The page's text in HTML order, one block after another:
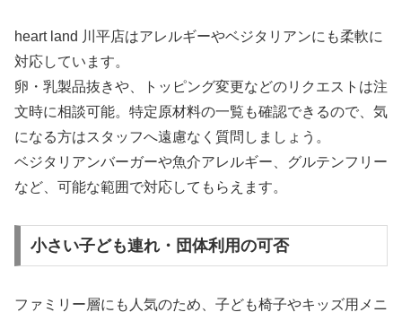
heart land 川平店はアレルギーやベジタリアンにも柔軟に
対応しています。
卵・乳製品抜きや、トッピング変更などのリクエストは注
文時に相談可能。特定原材料の一覧も確認できるので、気
になる方はスタッフへ遠慮なく質問しましょう。
ベジタリアンバーガーや魚介アレルギー、グルテンフリー
など、可能な範囲で対応してもらえます。
小さい子ども連れ・団体利用の可否
ファミリー層にも人気のため、子ども椅子やキッズ用メニ